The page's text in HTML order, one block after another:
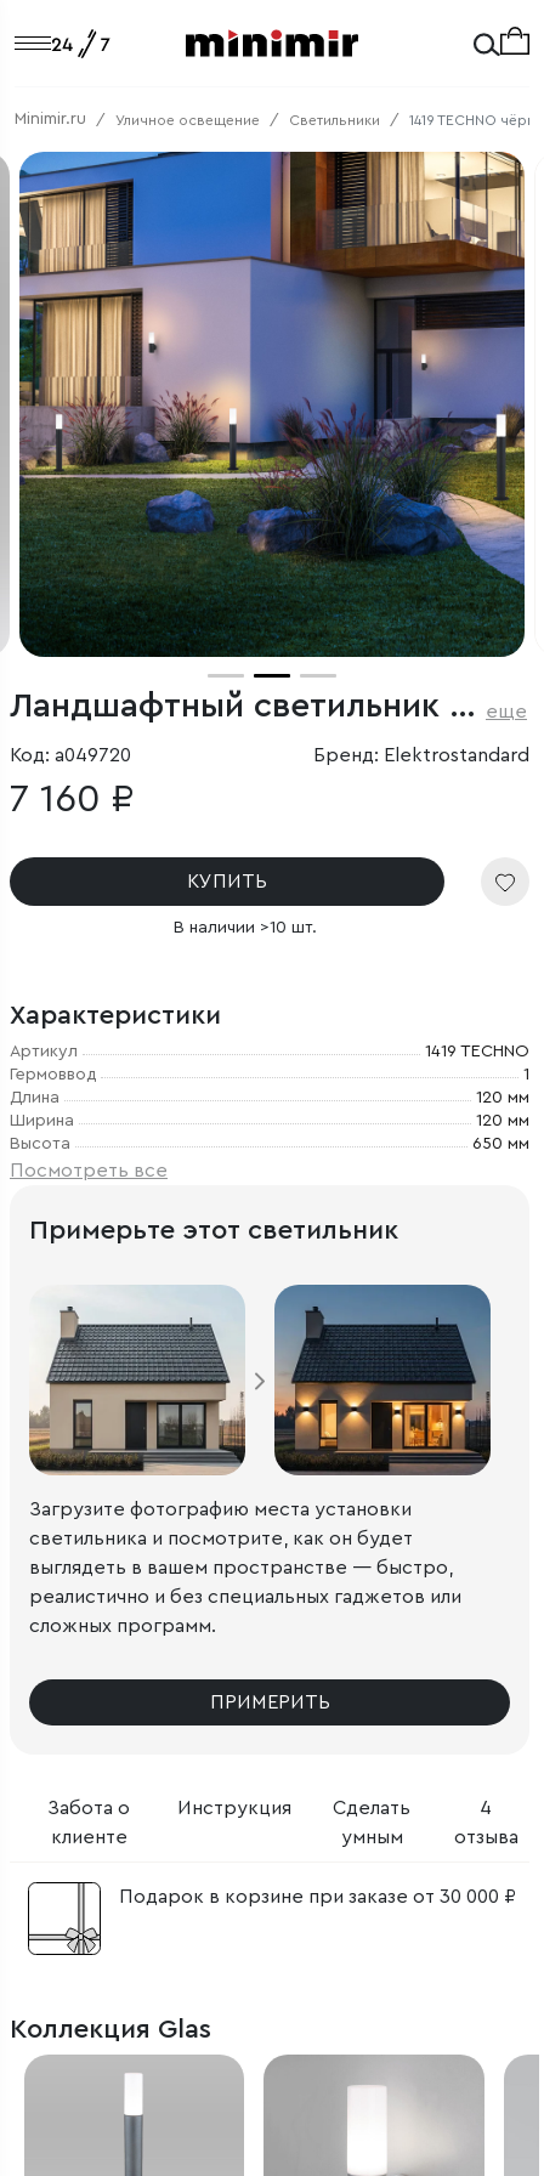
Minimir.ru Уличное освещение Светильники 1419 TECHNO
Ландшафтный светильник чёрный IP54 еще
Код: a049720 Бренд: Elektrostandard
7 160 ₽
КУПИТЬ
В наличии >10 шт.
Характеристики
Артикул
1419 TECHNO
Гермоввод
1
Длина
120 мм
Ширина
120 мм
Высота
650 мм
Посмотреть все
Забота о
клиенте
Инструкция
Сделать
умным
4
отзыва
Подарок в корзине при заказе от 30 000 ₽
Примерьте этот светильник
Загрузите фотографию места установки
светильника и посмотрите, как он будет
выглядеть в вашем пространстве — быстро,
реалистично и без специальных гаджетов или
сложных программ.
ПРИМЕРИТЬ
Коллекция Glas